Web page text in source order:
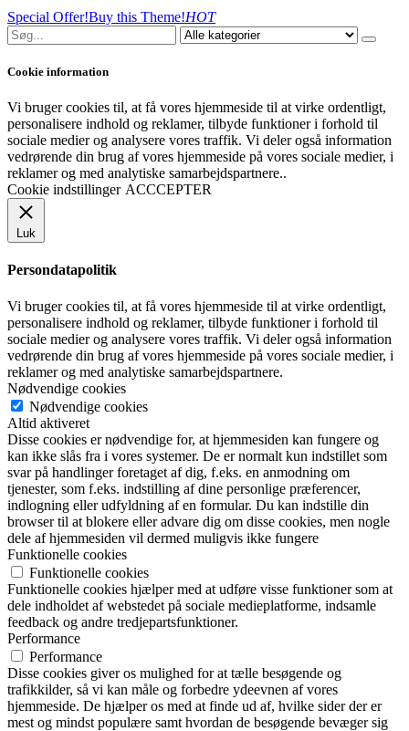
Special Offer!Buy this Theme!HOT
Cookie information
Vi bruger cookies til, at få vores hjemmeside til at virke ordentligt,
personalisere indhold og reklamer, tilbyde funktioner i forhold til
sociale medier og analysere vores traffik. Vi deler også information
vedrørende din brug af vores hjemmeside på vores sociale medier, i
reklamer og med analytiske samarbejdspartnere..
Cookie indstillinger ACCCEPTER
Luk
Persondatapolitik
Vi bruger cookies til, at få vores hjemmeside til at virke ordentligt,
personalisere indhold og reklamer, tilbyde funktioner i forhold til
sociale medier og analysere vores traffik. Vi deler også information
vedrørende din brug af vores hjemmeside på vores sociale medier, i
reklamer og med analytiske samarbejdspartnere.
Nødvendige cookies
Nødvendige cookies
Altid aktiveret
Disse cookies er nødvendige for, at hjemmesiden kan fungere og
kan ikke slås fra i vores systemer. De er normalt kun indstillet som
svar på handlinger foretaget af dig, f.eks. en anmodning om
tjenester, som f.eks. indstilling af dine personlige præferencer,
indlogning eller udfyldning af en formular. Du kan indstille din
browser til at blokere eller advare dig om disse cookies, men nogle
dele af hjemmesiden vil dermed muligvis ikke fungere
Funktionelle cookies
Funktionelle cookies
Funktionelle cookies hjælper med at udføre visse funktioner som at
dele indholdet af webstedet på sociale medieplatforme, indsamle
feedback og andre tredjepartsfunktioner.
Performance
Performance
Disse cookies giver os mulighed for at tælle besøgende og
trafikkilder, så vi kan måle og forbedre ydeevnen af vores
hjemmeside. De hjælper os med at finde ud af, hvilke sider der er
mest og mindst populære samt hvordan de besøgende bevæger sig